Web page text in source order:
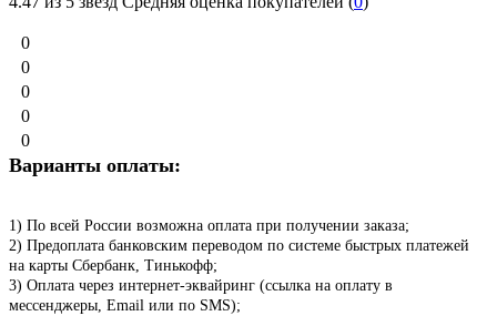
0
0
0
0
0
Варианты оплаты:
1) По всей России возможна оплата при получении заказа;
2) Предоплата банковским переводом по системе быстрых платежей
на карты Сбербанк, Тинькофф;
3) Оплата через интернет-эквайринг (ссылка на оплату в
мессенджеры, Email или по SMS);